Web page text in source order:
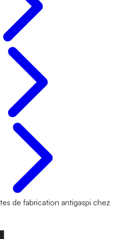
de fabrication antigaspi chez